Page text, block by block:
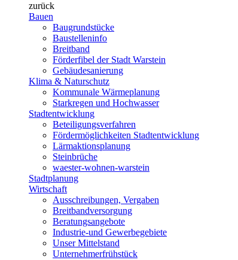
zurück
Bauen
Baugrundstücke
Baustelleninfo
Breitband
Förderfibel der Stadt Warstein
Gebäudesanierung
Klima & Naturschutz
Kommunale Wärmeplanung
Starkregen und Hochwasser
Stadtentwicklung
Beteiligungsverfahren
Fördermöglichkeiten Stadtentwicklung
Lärmaktionsplanung
Steinbrüche
waester-wohnen-warstein
Stadtplanung
Wirtschaft
Ausschreibungen, Vergaben
Breitbandversorgung
Beratungsangebote
Industrie-und Gewerbegebiete
Unser Mittelstand
Unternehmerfrühstück